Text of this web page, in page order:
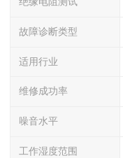
故障诊断类型
适用行业
维修成功率
噪音水平
工作湿度范围